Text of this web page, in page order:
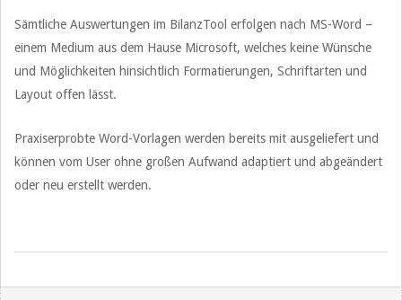
Sämtliche Auswertungen im BilanzTool erfolgen nach MS-Word –
einem Medium aus dem Hause Microsoft, welches keine Wünsche
und Möglichkeiten hinsichtlich Formatierungen, Schriftarten und
Layout offen lässt.
Praxiserprobte Word-Vorlagen werden bereits mit ausgeliefert und
können vom User ohne großen Aufwand adaptiert und abgeändert
oder neu erstellt werden.
09-